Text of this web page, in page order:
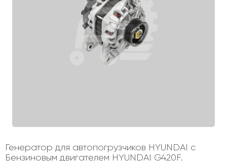
Генератор для автопогрузчиков HYUNDAI с
Бензиновым двигателем HYUNDAI G420F.